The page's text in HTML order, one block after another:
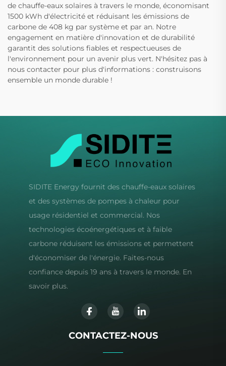
de chauffe-eaux solaires à travers le monde, économisant
1500 kWh d'électricité et réduisant les émissions de
carbone de 408 kg par système et par an. Notre
engagement en matière d'innovation et de durabilité
garantit des solutions fiables et respectueuses de
l'environnement pour un avenir plus vert. N'hésitez pas à
nous contacter pour plus d'informations : construisons
ensemble un monde durable !
SIDITE Energy fournit des chauffe-eaux solaires
et des systèmes de pompes à chaleur pour
usage résidentiel et commercial. Nos
technologies écoénergétiques et à faible
carbone réduisent les émissions et permettent
d'économiser de l'énergie. Faites-nous
confiance depuis 19 ans à travers le monde. En
savoir plus.
CONTACTEZ-NOUS